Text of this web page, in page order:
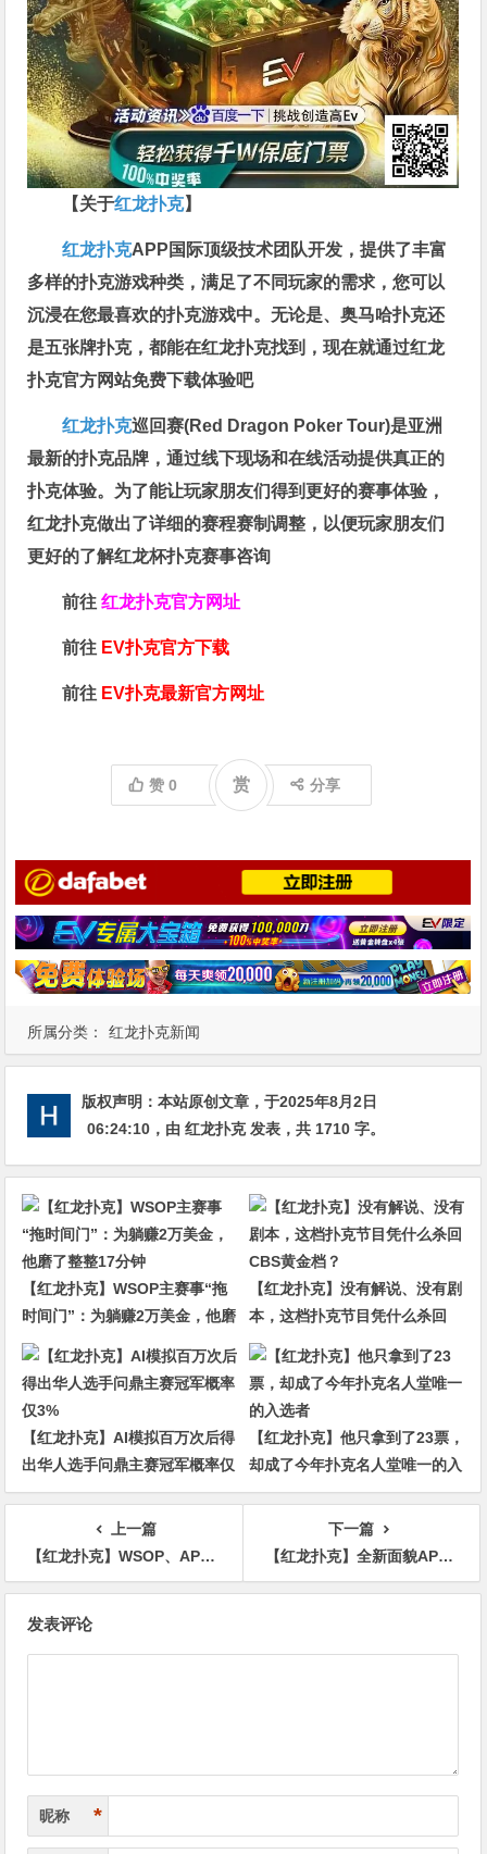
所属分类： 红龙扑克新闻
【关于红龙扑克】
红龙扑克APP国际顶级技术团队开发，提供了丰富
多样的扑克游戏种类，满足了不同玩家的需求，您可以
沉浸在您最喜欢的扑克游戏中。无论是、奥马哈扑克还
是五张牌扑克，都能在红龙扑克找到，现在就通过红龙
扑克官方网站免费下载体验吧
红龙扑克巡回赛​(Red Dragon Poker Tour)是亚洲
最新的扑克品牌，通过线下现场和在线活动提供真正的
扑克体验。为了能让玩家朋友们得到更好的赛事体验，
红龙扑克做出了详细的赛程赛制调整，以便玩家朋友们
更好的了解红龙杯扑克赛事咨询
前往红龙扑克官方网址
前往 EV扑克官方下载
前往 EV扑克最新官方网址
赞0 赏 分享
版权声明：本站原创文章，于2025年8月2日
06:24:10 ，由红龙扑克发表，共 1710 字。
【红龙扑克】WSOP主赛事“拖
时间门”：为躺赚2万美金，他磨
了整整17分钟
【红龙扑克】没有解说、没有剧
本，这档扑克节目凭什么杀回
CBS黄金档？
【红龙扑克】AI模拟百万次后得
出华人选手问鼎主赛冠军概率仅
3%
【红龙扑克】他只拿到了23票，
却成了今年扑克名人堂唯一的入
选者
上一篇
【红龙扑克】WSOP、APL各自精彩！国人夺下WSOP#42冠军！迎端午粽霸赛加赠WSOP门票!!
下一篇
【红龙扑克】全新面貌APL亚洲扑克联盟杯！击败对手荣获WSOP金戒指赛邀请资格！
发表评论
昵称 *